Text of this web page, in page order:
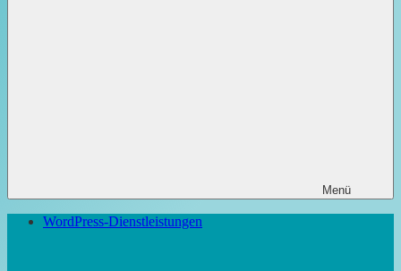
Menü
WordPress-Dienstleistungen